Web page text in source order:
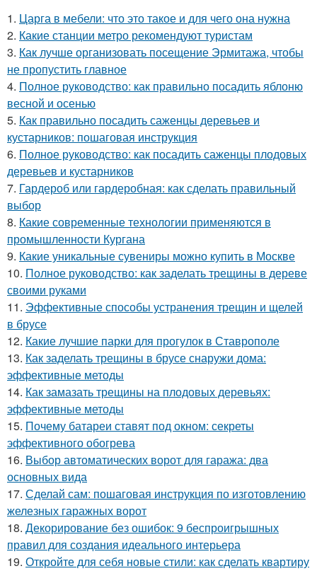
1. Царга в мебели: что это такое и для чего она нужна
2. Какие станции метро рекомендуют туристам
3. Как лучше организовать посещение Эрмитажа, чтобы
не пропустить главное
4. Полное руководство: как правильно посадить яблоню
весной и осенью
5. Как правильно посадить саженцы деревьев и
кустарников: пошаговая инструкция
6. Полное руководство: как посадить саженцы плодовых
деревьев и кустарников
7. Гардероб или гардеробная: как сделать правильный
выбор
8. Какие современные технологии применяются в
промышленности Кургана
9. Какие уникальные сувениры можно купить в Москве
10. Полное руководство: как заделать трещины в дереве
своими руками
11. Эффективные способы устранения трещин и щелей
в брусе
12. Какие лучшие парки для прогулок в Ставрополе
13. Как заделать трещины в брусе снаружи дома:
эффективные методы
14. Как замазать трещины на плодовых деревьях:
эффективные методы
15. Почему батареи ставят под окном: секреты
эффективного обогрева
16. Выбор автоматических ворот для гаража: два
основных вида
17. Сделай сам: пошаговая инструкция по изготовлению
железных гаражных ворот
18. Декорирование без ошибок: 9 беспроигрышных
правил для создания идеального интерьера
19. Откройте для себя новые стили: как сделать квартиру